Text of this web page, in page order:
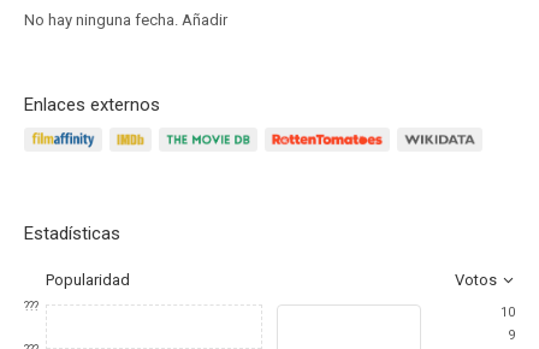
No hay ninguna fecha. Añadir
Enlaces externos
Estadísticas
Popularidad Votos
???
10
9